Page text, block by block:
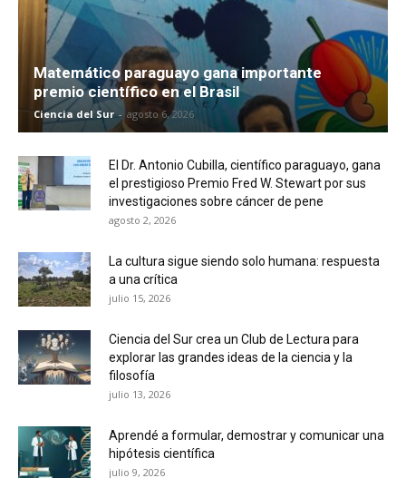
Matemático paraguayo gana importante
premio científico en el Brasil
Ciencia del Sur - agosto 6, 2026
El Dr. Antonio Cubilla, científico paraguayo, gana
el prestigioso Premio Fred W. Stewart por sus
investigaciones sobre cáncer de pene
agosto 2, 2026
La cultura sigue siendo solo humana: respuesta
a una crítica
julio 15, 2026
Ciencia del Sur crea un Club de Lectura para
explorar las grandes ideas de la ciencia y la
filosofía
julio 13, 2026
Aprendé a formular, demostrar y comunicar una
hipótesis científica
julio 9, 2026